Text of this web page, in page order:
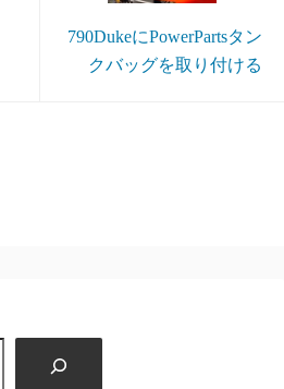
790DukeにPowerPartsタン
クバッグを取り付ける